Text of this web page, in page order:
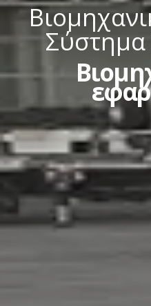
Σύστημα